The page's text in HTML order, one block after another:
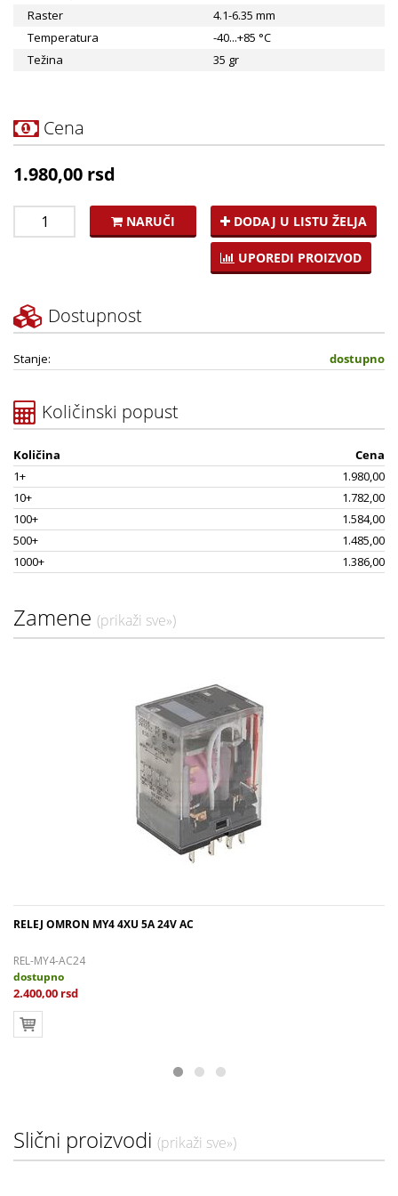
* Na podnožje koje se montira na DIN šinu
* Na podnožje koje se montira na štampanu ploču
Raster
4.1-6.35 mm
Temperatura
-40...+85 °C
Težina
35 gr
Cena
1.980,00 rsd
NARUČI DODAJ U LISTU ŽELJA
UPOREDI PROIZVOD
Dostupnost
Stanje: dostupno
Količinski popust
Količina
Cena
1+
1.980,00
10+
1.782,00
100+
1.584,00
500+
1.485,00
1000+
1.386,00
Zamene (prikaži sve»)
RELEJ OMRON MY4 4XU 5A 24V AC
REL-MY4-AC24
dostupno
2.400,00 rsd
Slični proizvodi (prikaži sve»)